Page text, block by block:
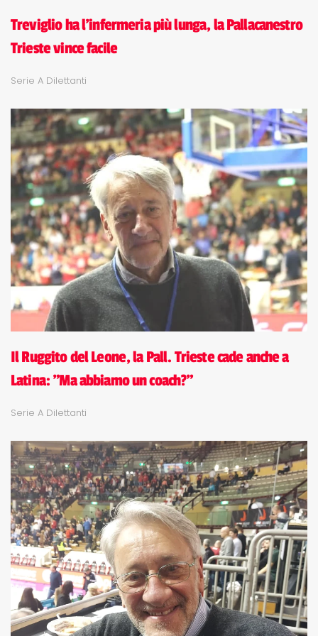
Treviglio ha l'infermeria più lunga, la Pallacanestro
Trieste vince facile
Serie A Dilettanti
Il Ruggito del Leone, la Pall. Trieste cade anche a
Latina: "Ma abbiamo un coach?"
Serie A Dilettanti